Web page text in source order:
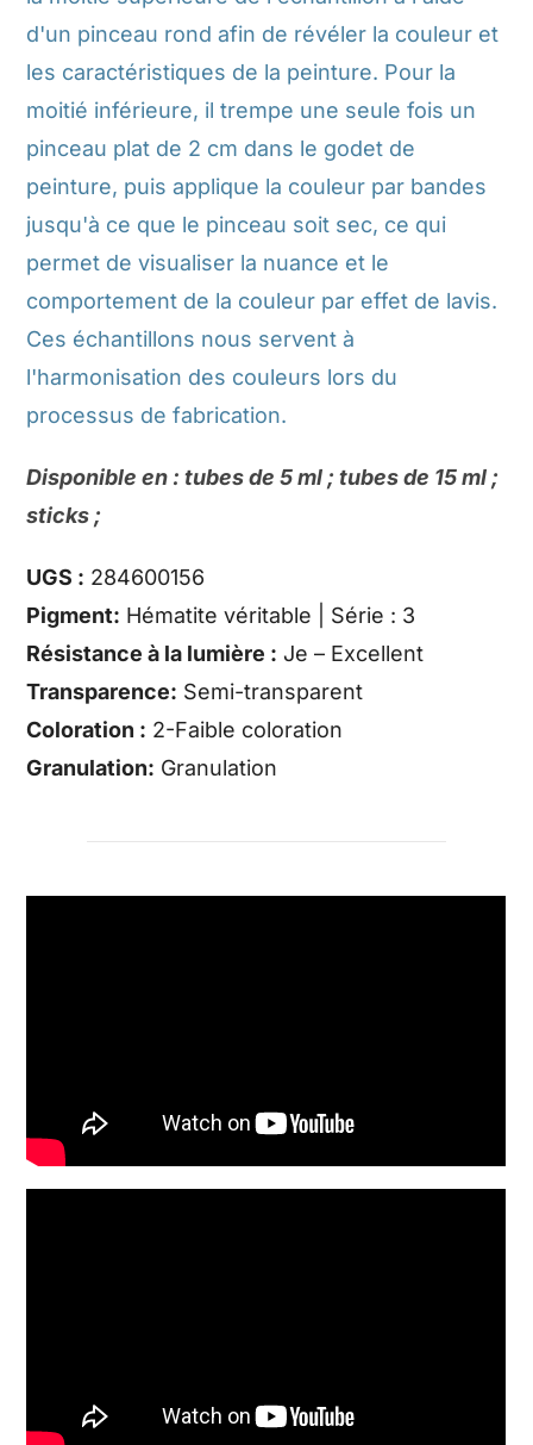
d'un pinceau rond afin de révéler la couleur et
les caractéristiques de la peinture. Pour la
moitié inférieure, il trempe une seule fois un
pinceau plat de 2 cm dans le godet de
peinture, puis applique la couleur par bandes
jusqu'à ce que le pinceau soit sec, ce qui
permet de visualiser la nuance et le
comportement de la couleur par effet de lavis.
Ces échantillons nous servent à
l'harmonisation des couleurs lors du
processus de fabrication.
Disponible en : tubes de 5 ml ; tubes de 15 ml ;
sticks ;
UGS : 284600156
Pigment: Hématite véritable | Série : 3
Résistance à la lumière : Je – Excellent
Transparence: Semi-transparent
Coloration : 2-Faible coloration
Granulation: Granulation